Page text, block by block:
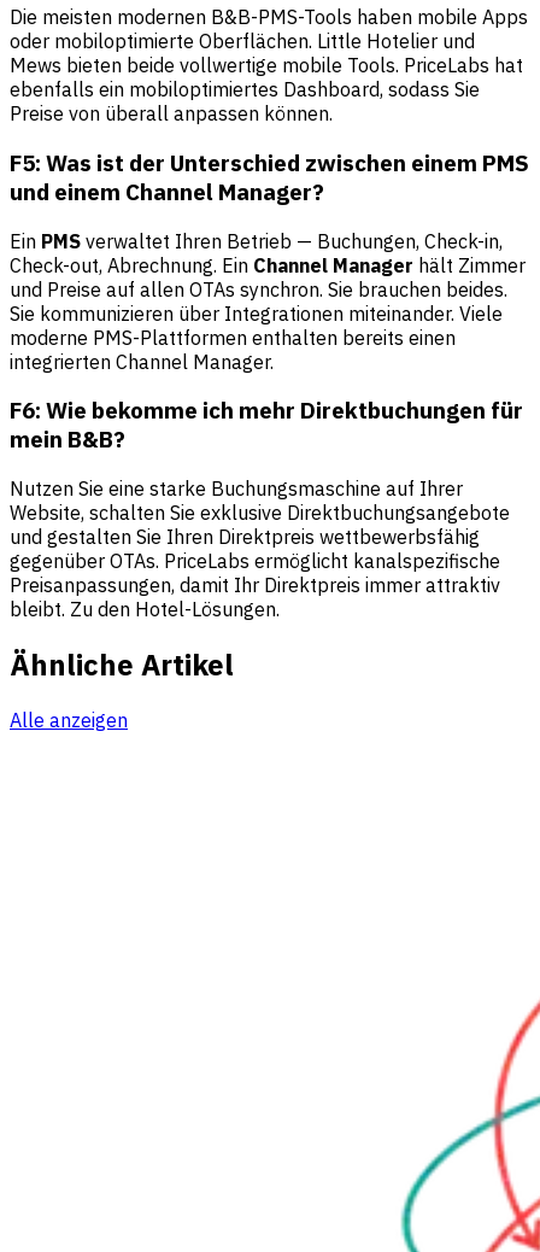
Die meisten modernen B&B-PMS-Tools haben mobile Apps
oder mobiloptimierte Oberflächen. Little Hotelier und
Mews bieten beide vollwertige mobile Tools. PriceLabs hat
ebenfalls ein mobiloptimiertes Dashboard, sodass Sie
Preise von überall anpassen können.
F5: Was ist der Unterschied zwischen einem PMS
und einem Channel Manager?
Ein PMS verwaltet Ihren Betrieb — Buchungen, Check-in,
Check-out, Abrechnung. Ein Channel Manager hält Zimmer
und Preise auf allen OTAs synchron. Sie brauchen beides.
Sie kommunizieren über Integrationen miteinander. Viele
moderne PMS-Plattformen enthalten bereits einen
integrierten Channel Manager.
F6: Wie bekomme ich mehr Direktbuchungen für
mein B&B?
Nutzen Sie eine starke Buchungsmaschine auf Ihrer
Website, schalten Sie exklusive Direktbuchungsangebote
und gestalten Sie Ihren Direktpreis wettbewerbsfähig
gegenüber OTAs. PriceLabs ermöglicht kanalspezifische
Preisanpassungen, damit Ihr Direktpreis immer attraktiv
bleibt. Zu den Hotel-Lösungen.
Ähnliche Artikel
Alle anzeigen